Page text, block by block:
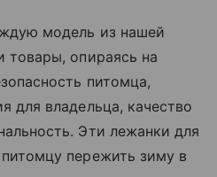
модель из нашей
товары, опираясь на
питомца,
для владельца, качество
Эти лежанки для
пережить зиму в